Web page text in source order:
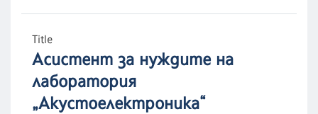
Title
Асистент за нуждите на
лаборатория
„Акустоелектроника“